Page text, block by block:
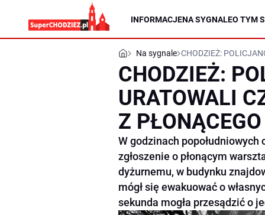
INFORMACJENA SYGNALEO TYM
Na sygnale CHODZIEŻ:
CHODZIEŻ:
URATOWALI
Z
W godzinach
zgłoszenie o płonącym
dyżurnemu, w budynku
mógł się ewakuować o
sekunda mogła przesądzić o